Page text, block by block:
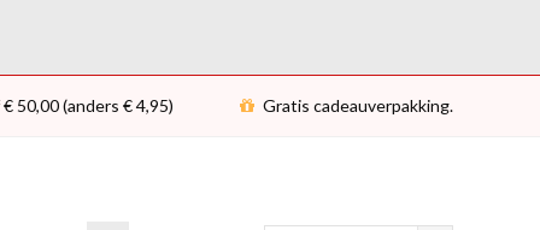
50,00 (anders € 4,95) Gratis cadeauverpakking.